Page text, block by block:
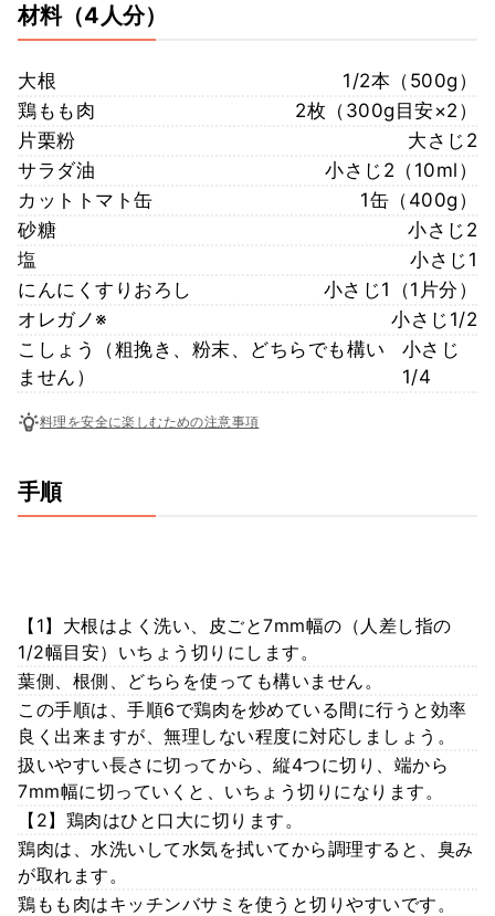
材料（4人分）
大根
1/2本（500g）
鶏もも肉
2枚（300g目安×2）
片栗粉
大さじ2
サラダ油
小さじ2（10ml）
カットトマト缶
1缶（400g）
砂糖
小さじ2
塩
小さじ1
にんにくすりおろし
小さじ1（1片分）
オレガノ※
小さじ1/2
こしょう（粗挽き、粉末、どちらでも構い
ません）
小さじ
1/4
料理を安全に楽しむための注意事項
手順
【1】大根はよく洗い、皮ごと7mm幅の（人差し指の
1/2幅目安）いちょう切りにします。
葉側、根側、どちらを使っても構いません。
この手順は、手順6で鶏肉を炒めている間に行うと効率
良く出来ますが、無理しない程度に対応しましょう。
扱いやすい長さに切ってから、縦4つに切り、端から
7mm幅に切っていくと、いちょう切りになります。
【2】鶏肉はひと口大に切ります。
鶏肉は、水洗いして水気を拭いてから調理すると、臭み
が取れます。
鶏もも肉はキッチンバサミを使うと切りやすいです。